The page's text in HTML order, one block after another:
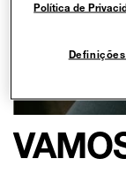
Política de